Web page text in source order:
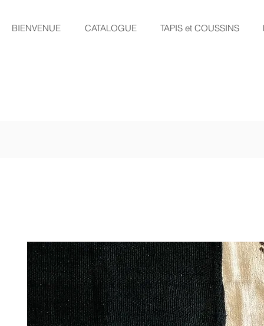
BIENVENUE CATALOGUE TAPIS et COUSSINS